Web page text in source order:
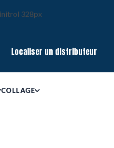
Localiser un distributeur
COLLAGE